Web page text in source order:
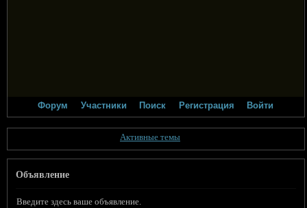
Форум Участники Поиск Регистрация Войти
Активные темы
Объявление
Введите здесь ваше объявление.